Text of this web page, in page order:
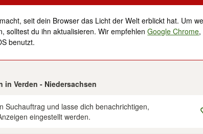
seit dein Browser das Licht der Welt erblickt hat. Um
solltest du ihn aktualisieren. Wir empfehlenGoogle Chrome,
benutzt.
in Verden - Niedersachsen
Suchauftrag und lasse dich benachrichtigen,
eingestellt werden.